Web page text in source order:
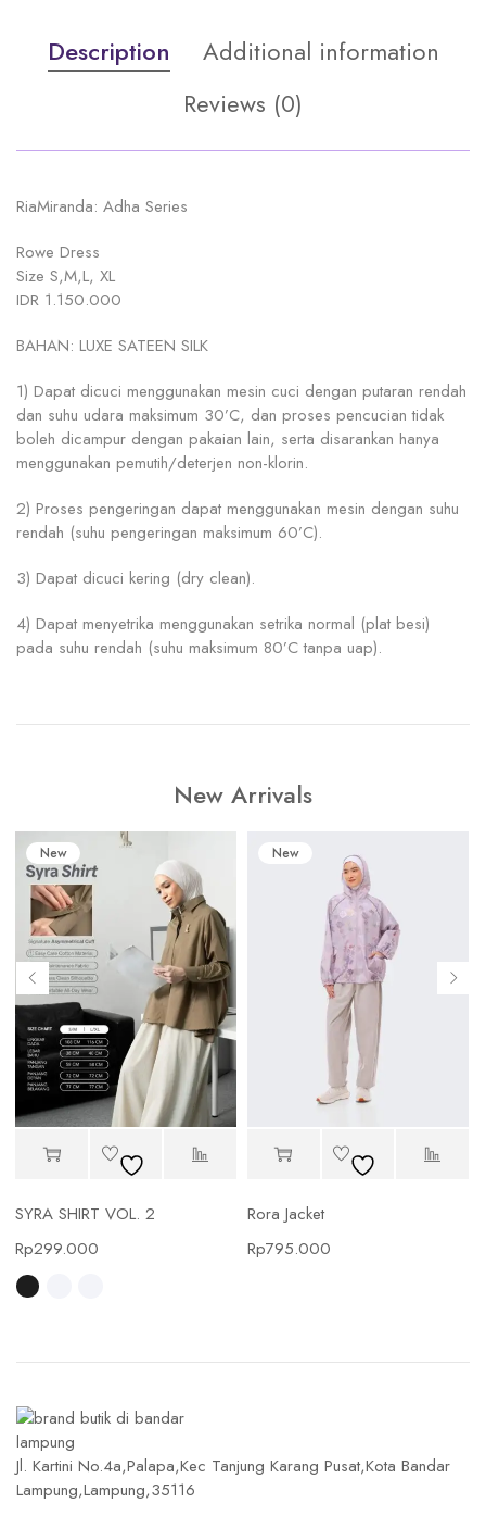
Description
Additional information
Reviews (0)
RiaMiranda: Adha Series
Rowe Dress
Size S,M,L, XL
IDR 1.150.000
BAHAN: LUXE SATEEN SILK
1) Dapat dicuci menggunakan mesin cuci dengan putaran rendah
dan suhu udara maksimum 30’C, dan proses pencucian tidak
boleh dicampur dengan pakaian lain, serta disarankan hanya
menggunakan pemutih/deterjen non-klorin.
2) Proses pengeringan dapat menggunakan mesin dengan suhu
rendah (suhu pengeringan maksimum 60’C).
3) Dapat dicuci kering (dry clean).
4) Dapat menyetrika menggunakan setrika normal (plat besi)
pada suhu rendah (suhu maksimum 80’C tanpa uap).
New Arrivals
New
SYRA SHIRT VOL. 2
Rp299.000
New
Rora Jacket
Rp795.000
Jl. Kartini No.4a,Palapa,Kec Tanjung Karang Pusat,Kota Bandar
Lampung,Lampung,35116